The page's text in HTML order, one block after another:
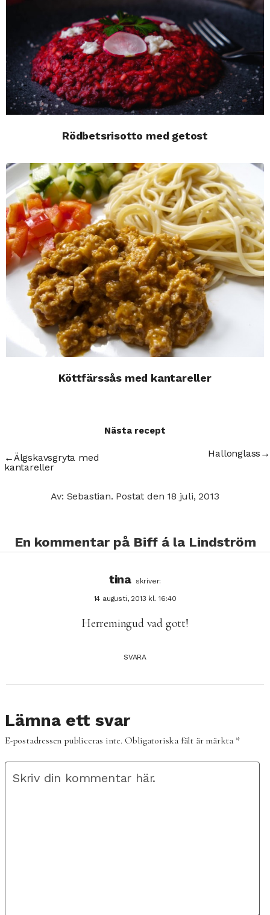
Rödbetsrisotto med getost
Köttfärssås med kantareller
Nästa recept
←Älgskavsgryta med
kantareller
Hallonglass →
Av: Sebastian. Postat den 18 juli, 2013
En kommentar på Biff á la Lindström
tina skriver:
14 augusti, 2013 kl. 16:40
Herremingud vad gott!
SVARA
Lämna ett svar
E-postadressen publiceras inte.Obligatoriska fält är märkta *